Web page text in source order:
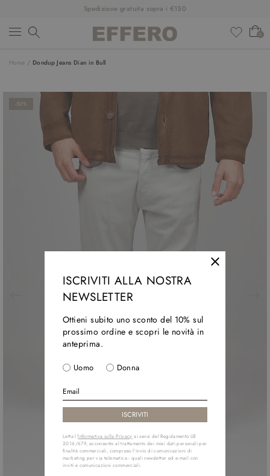
Spedizione gratuita sopra i €150
0
NUOVI ARRIVI
ABBIGLIAMENTO
SCARPE
ACCESSORI
ISCRIVITI ALLA NOSTRA
NEWSLETTER
Ottieni subito uno sconto del 10% sul
prossimo ordine e scopri le novità in
anteprima.
Uomo Donna
Letta l'Informativa sulla Privacy ai sensi del Regolamento UE
2016/679, acconsento al trattamento dei miei dati personali per
finalità commerciali, compreso l'invio di comunicazioni di
marketing per via telematica - quali newsletter ed e-mail con
inviti e comunicazioni commerciali.
Home / Dondup Jeans Dian in Bull
-50%